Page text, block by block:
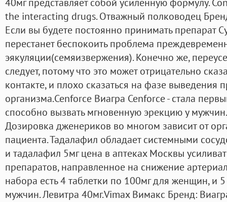
the interacting drugs. Отважный полководец
Если вы будете постоянно принимать препарат
перестанет беспокоить проблема
эякуляции(семяизвержения). Конечно же,
следует, потому что это может отрицательно
контакте, и плохо сказаться на фазе выведения
организма.Cenforce Виагра Cenforce - стала
способно вызвать мгновенную эрекцию у
Дозировка дженериков во многом зависит от
пациента. Тадалафил обладает системными
и тадалафил 5мг цена в аптеках Москвы
препаратов, направленное на снижение
набора есть 4 таблетки по 100мг для женщин, и
мужчин. Левитра 40мг.Vimax Вимакс Бренд: